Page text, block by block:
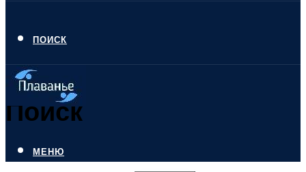
ПОИСК
Поиск
МЕНЮ